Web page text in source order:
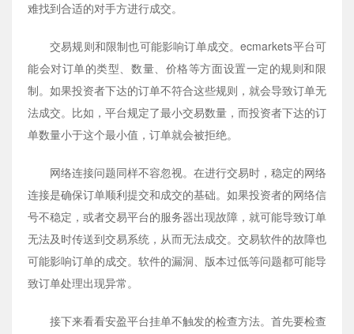
难找到合适的对手方进行成交。
交易规则和限制也可能影响订单成交。ecmarkets平台可
能会对订单的类型、数量、价格等方面设置一定的规则和限
制。如果投资者下达的订单不符合这些规则，就会导致订单无
法成交。比如，平台规定了最小交易数量，而投资者下达的订
单数量小于这个最小值，订单就会被拒绝。
网络连接问题同样不容忽视。在进行交易时，稳定的网络
连接是确保订单顺利提交和成交的基础。如果投资者的网络信
号不稳定，或者交易平台的服务器出现故障，就可能导致订单
无法及时传送到交易系统，从而无法成交。交易软件的故障也
可能影响订单的成交。软件的漏洞、版本过低等问题都可能导
致订单处理出现异常。
接下来看看安盈平台挂单不触发的检查方法。首先要检查